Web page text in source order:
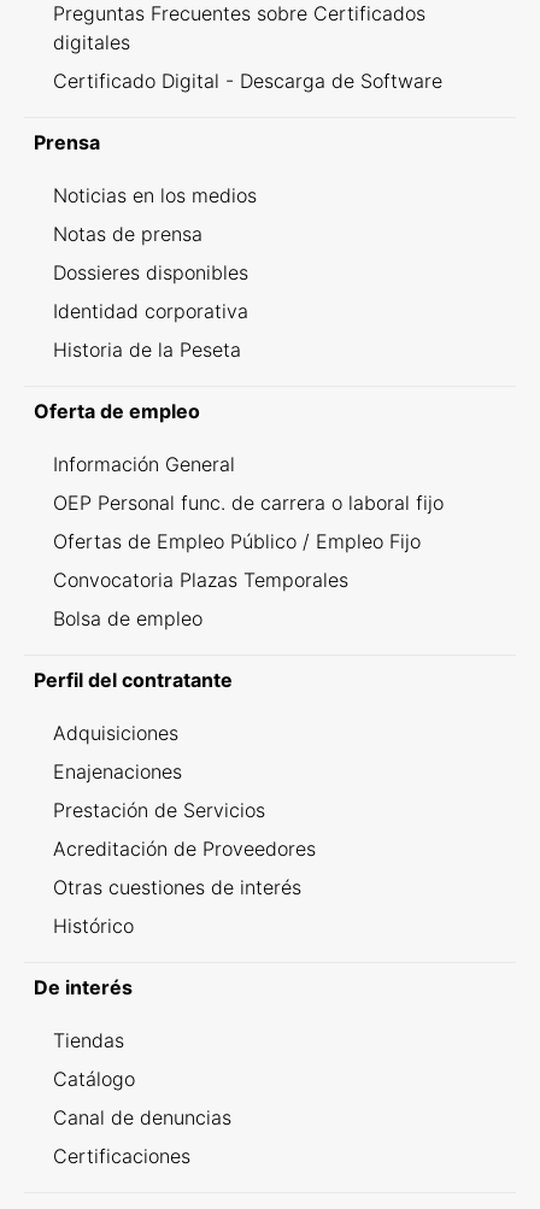
Preguntas Frecuentes sobre Certificados
digitales
Certificado Digital - Descarga de Software
Prensa
Noticias en los medios
Notas de prensa
Dossieres disponibles
Identidad corporativa
Historia de la Peseta
Oferta de empleo
Información General
OEP Personal func. de carrera o laboral fijo
Ofertas de Empleo Público / Empleo Fijo
Convocatoria Plazas Temporales
Bolsa de empleo
Perfil del contratante
Adquisiciones
Enajenaciones
Prestación de Servicios
Acreditación de Proveedores
Otras cuestiones de interés
Histórico
De interés
Tiendas
Catálogo
Canal de denuncias
Certificaciones